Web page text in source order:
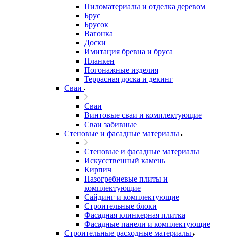
Пиломатериалы и отделка деревом
Брус
Брусок
Вагонка
Доски
Имитация бревна и бруса
Планкен
Погонажные изделия
Террасная доска и декинг
Сваи
Сваи
Винтовые сваи и комплектующие
Сваи забивные
Стеновые и фасадные материалы
Стеновые и фасадные материалы
Искусственный камень
Кирпич
Пазогребневые плиты и
комплектующие
Сайдинг и комплектующие
Строительные блоки
Фасадная клинкерная плитка
Фасадные панели и комплектующие
Строительные расходные материалы